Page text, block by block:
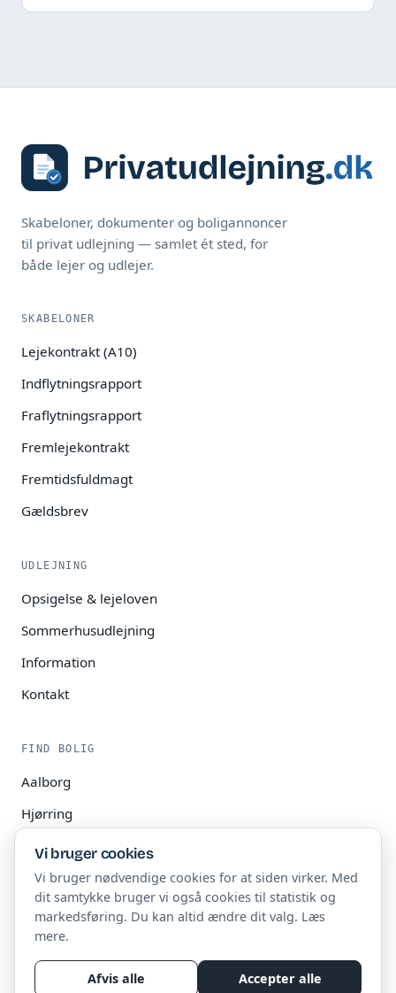
Skabeloner, dokumenter og boligannoncer
til privat udlejning — samlet ét sted, for
både lejer og udlejer.
SKABELONER
Lejekontrakt (A10)
Indflytningsrapport
Fraflytningsrapport
Fremlejekontrakt
Fremtidsfuldmagt
Gældsbrev
UDLEJNING
Opsigelse & lejeloven
Sommerhusudlejning
Information
Kontakt
FIND BOLIG
Aalborg
Hjørring
Nørresundby
Aabybro
© 2026 Privatudlejning.dk
Denne hjemmeside indeholder reklamer og affiliate-links.
Vi bruger cookies
Vi bruger nødvendige cookies for at siden virker. Med
dit samtykke bruger vi også cookies til statistik og
markedsføring. Du kan altid ændre dit valg. Læs
mere.
Afvis alle Accepter alle